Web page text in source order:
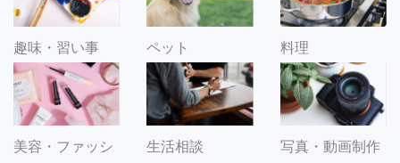
趣味・習い事 ペット 料理
美容・ファッシ
生活相談 写真・動画制作